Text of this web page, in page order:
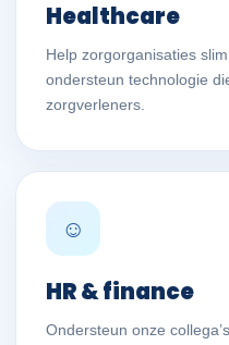
Healthcare
Help zorgorganisaties
ondersteun technologie
zorgverleners.
☺
HR & finance
Ondersteun onze